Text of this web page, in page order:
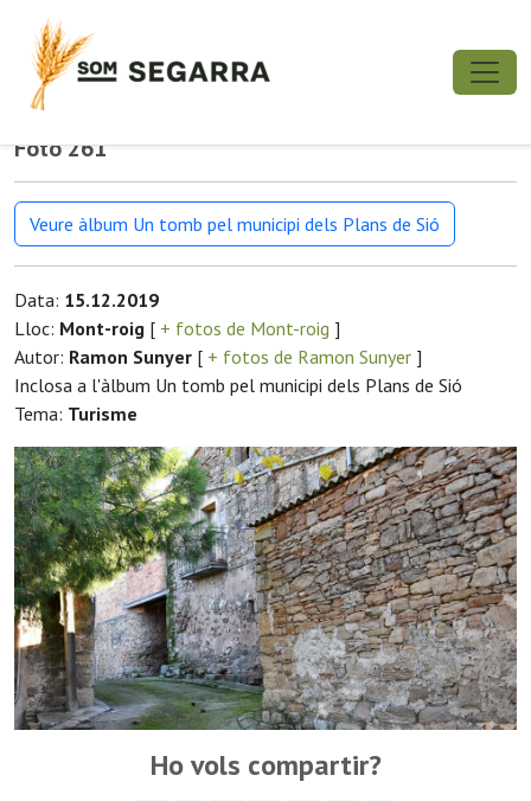
Foto 261
Veure àlbum Un tomb pel municipi dels Plans de Sió
Data: 15.12.2019
Lloc: Mont-roig [ + fotos de Mont-roig ]
Autor: Ramon Sunyer [ + fotos de Ramon Sunyer ]
Inclosa a l'àlbum Un tomb pel municipi dels Plans de Sió
Tema: Turisme
Ho vols compartir?